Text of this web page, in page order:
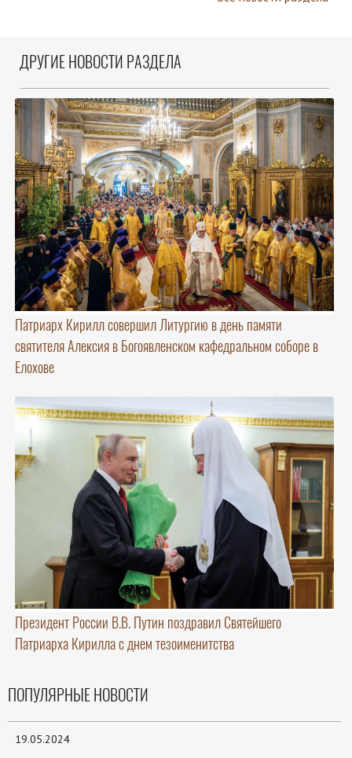
ДРУГИЕ НОВОСТИ РАЗДЕЛА
Патриарх Кирилл совершил Литургию в день памяти
святителя Алексия в Богоявленском кафедральном соборе в
Елохове
Президент России В.В. Путин поздравил Святейшего
Патриарха Кирилла с днем тезоименитства
ПОПУЛЯРНЫЕ НОВОСТИ
19.05.2024